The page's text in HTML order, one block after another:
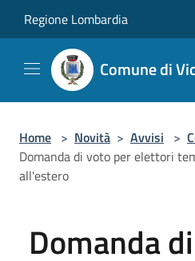
Regione Lombardia
Comune di
Home > Novità > Avvisi >
Domanda di voto per elettori
all'estero
Domanda